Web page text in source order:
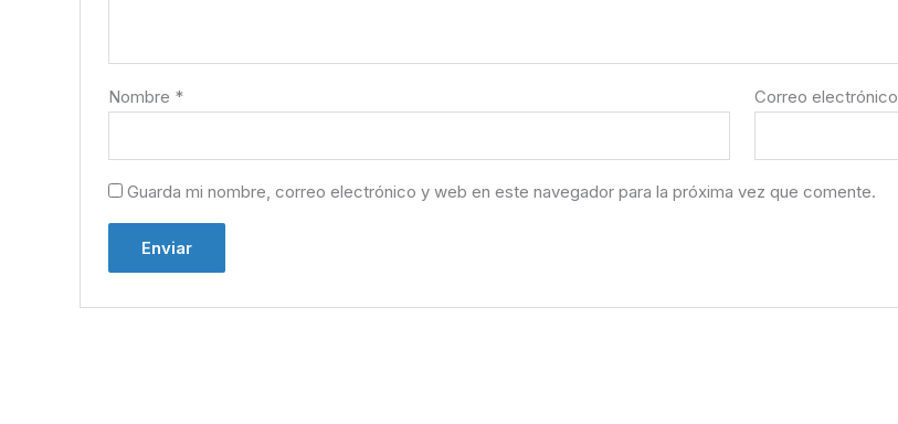
Nombre * Correo electrónico
Guarda mi nombre, correo electrónico y web en este navegador para la próxima vez que comente.